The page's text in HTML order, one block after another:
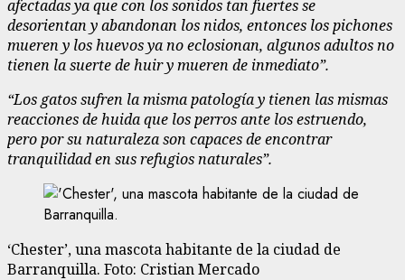
afectadas ya que con los sonidos tan fuertes se
desorientan y abandonan los nidos, entonces los pichones
mueren y los huevos ya no eclosionan, algunos adultos no
tienen la suerte de huir y mueren de inmediato”.
“Los gatos sufren la misma patología y tienen las mismas
reacciones de huida que los perros ante los estruendo,
pero por su naturaleza son capaces de encontrar
tranquilidad en sus refugios naturales”.
‘Chester’, una mascota habitante de la ciudad de
Barranquilla. Foto: Cristian Mercado